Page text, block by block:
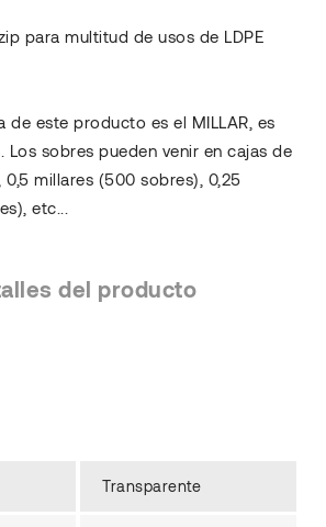
para multitud de usos de LDPE
de este producto es el MILLAR, es
Los sobres pueden venir en cajas de
millares (500 sobres), 0,25
etc...
del producto
Transparente